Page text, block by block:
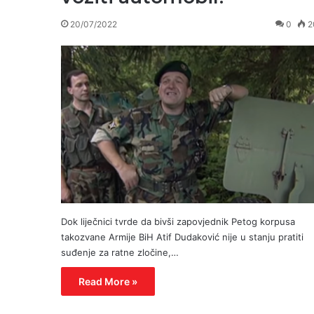
20/07/2022 0
Dok liječnici tvrde da bivši zapovjednik Petog korpusa
takozvane Armije BiH Atif Dudaković nije u stanju pratiti
suđenje za ratne zločine,…
Read More »